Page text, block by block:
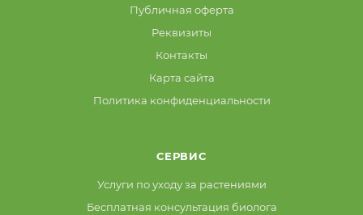
Публичная оферта
Реквизиты
Контакты
Карта сайта
Политика конфиденциальности
СЕРВИС
Услуги по уходу за растениями
Бесплатная консультация биолога